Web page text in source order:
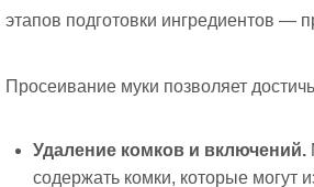
этапов подготовки ингредиентов —
Просеивание муки позволяет
Удаление комков и включений.
содержать комки, которые могут